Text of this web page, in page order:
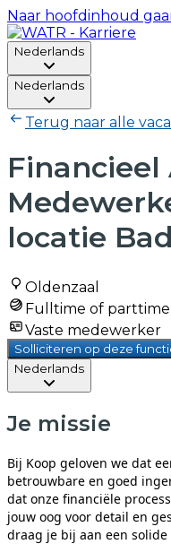
Naar hoofdinhoud
Nederlands
Nederlands
Terug naar alle
locatie
Oldenzaal
Fulltime of parttime
Vaste medewerker
Solliciteren op deze
Nederlands
Je missie
Bij Koop geloven we dat
betrouwbare en goed
dat onze financiële
jouw oog voor detail en
draag je bij aan een